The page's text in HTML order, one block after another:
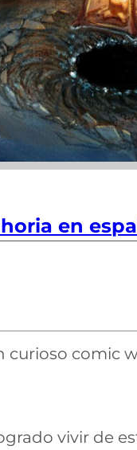
en
curioso comic
vivir de